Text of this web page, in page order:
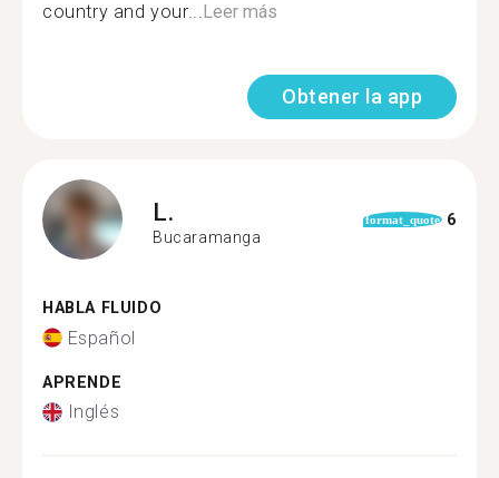
country and your...Leer más
Obtener la app
L.
Bucaramanga
format_quote 6
HABLA FLUIDO
Español
APRENDE
Inglés